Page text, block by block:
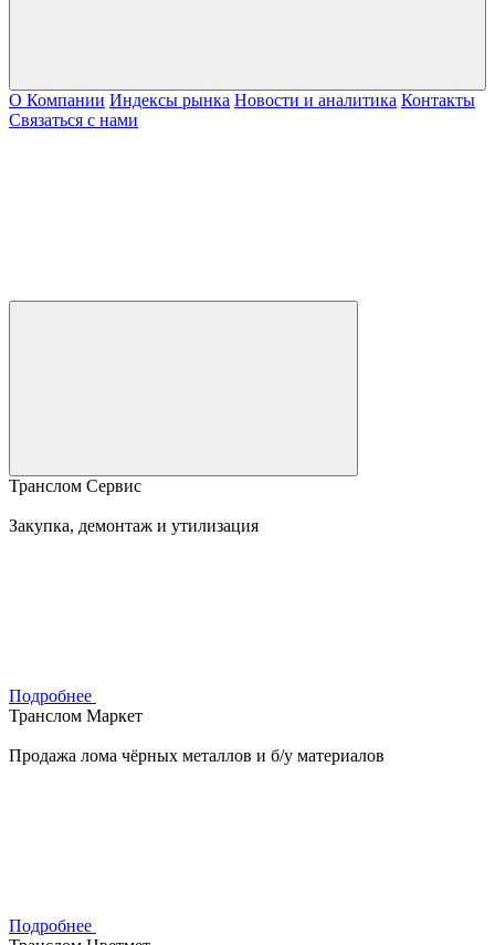
О Компании Индексы рынка Новости и аналитика Контакты
Связаться с нами
Транслом Сервис
Закупка, демонтаж и утилизация
Подробнее
Транслом Маркет
Продажа лома чёрных металлов и б/у материалов
Подробнее